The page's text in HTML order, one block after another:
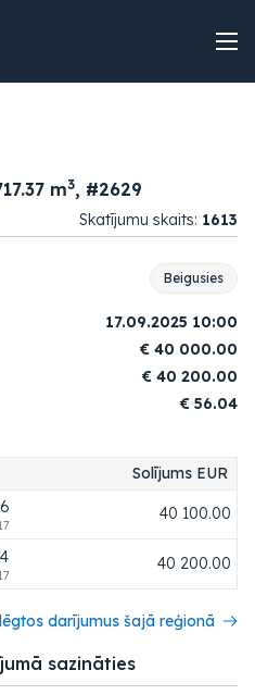
m3, #2629
Skatījumu skaits: 1613
Beigusies
17.09.2025 10:00
€ 40 000.00
€ 40 200.00
€ 56.04
Solījums EUR
40 100.00
40 200.00
darījumus šajā reģionā
sazināties